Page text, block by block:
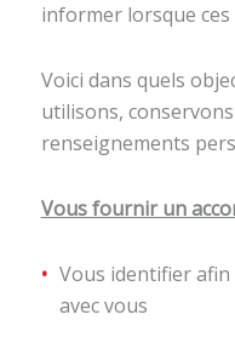
informer lorsque
Voici dans quels
utilisons,
renseignements
Vous fournir un
Vous identifier afin
avec vous